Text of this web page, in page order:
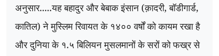
अनुसार.....यह बहादुर और बेबाक इंसान (क़ादरी,बॉडीगार्ड,
कातिल) ने मुस्लिम रिवायत के १४०० वर्षों को कायम रखा है
और दुनिया के १.५ बिलियन मुसलमानों के सरों को फख्र से